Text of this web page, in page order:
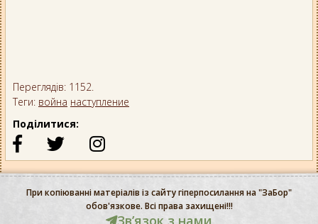
Переглядів: 1152.
Теги: война наступление
Поділитися:
При копіюванні матеріалів із сайту гіперпосилання на "ЗаБор"
обов'язкове. Всі права захищені!!!
Звʼязок з нами